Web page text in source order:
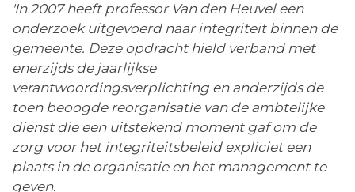
'In 2007 heeft professor Van den Heuvel een
onderzoek uitgevoerd naar integriteit binnen de
gemeente. Deze opdracht hield verband met
enerzijds de jaarlijkse
verantwoordingsverplichting en anderzijds de
toen beoogde reorganisatie van de ambtelijke
dienst die een uitstekend moment gaf om de
zorg voor het integriteitsbeleid expliciet een
plaats in de organisatie en het management te
geven.